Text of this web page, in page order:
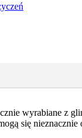
wyrabiane z
się nieznacznie